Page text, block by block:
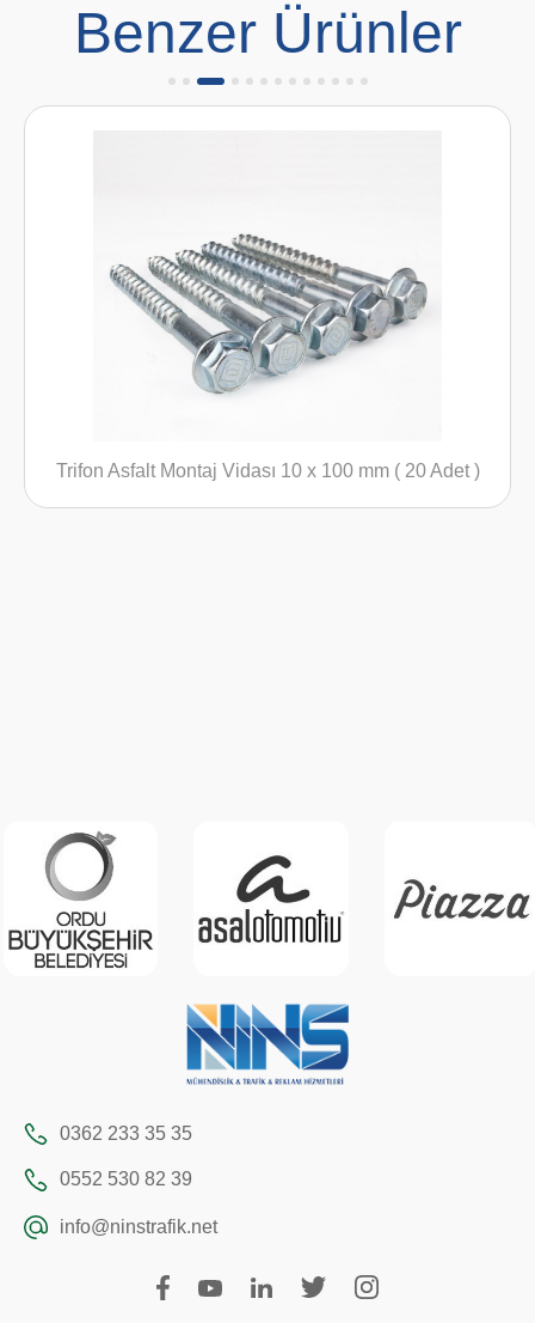
Benzer Ürünler
Trifon Asfalt Montaj Vidası 10 x 100 mm ( 20 Adet )
0362 233 35 35
0552 530 82 39
info@ninstrafik.net